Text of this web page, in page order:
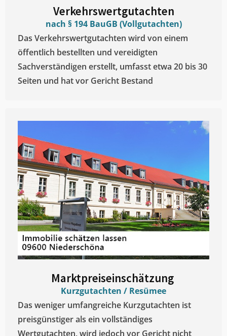
Verkehrswertgutachten
nach § 194 BauGB (Vollgutachten)
Das Verkehrswertgutachten wird von einem
öffentlich bestellten und vereidigten
Sachverständigen erstellt, umfasst etwa 20 bis 30
Seiten und hat vor Gericht Bestand
Marktpreiseinschätzung ​
Kurzgutachten / Resümee
Das weniger umfangreiche Kurzgutachten ist
preisgünstiger als ein vollständiges
Wertgutachten, wird jedoch vor Gericht nicht